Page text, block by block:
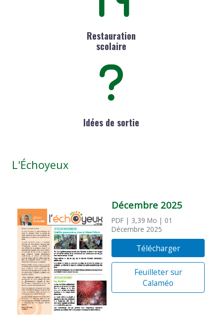
Restauration
scolaire
Idées de sortie
L'Échoyeux
Décembre 2025
PDF | 3,39 Mo | 01
Décembre 2025
Télécharger
Feuilleter sur
Calaméo